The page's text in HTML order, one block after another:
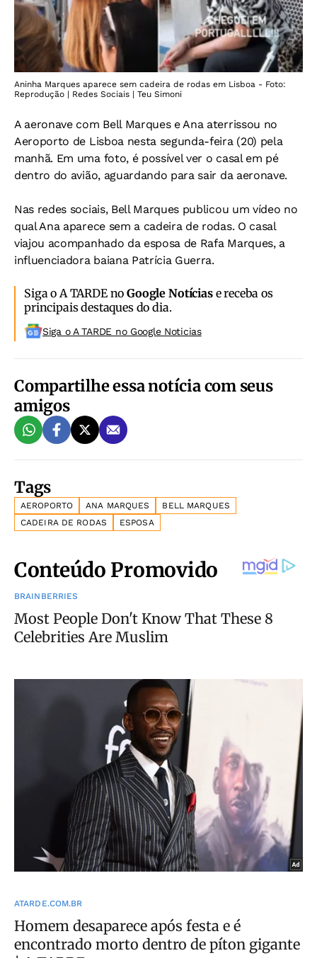
Aninha Marques aparece sem cadeira de rodas em Lisboa - Foto:
Reprodução | Redes Sociais | Teu Simoni
A aeronave com Bell Marques e Ana aterrissou no
Aeroporto de Lisboa nesta segunda-feira (20) pela
manhã. Em uma foto, é possível ver o casal em pé
dentro do avião, aguardando para sair da aeronave.
Nas redes sociais, Bell Marques publicou um vídeo no
qual Ana aparece sem a cadeira de rodas. O casal
viajou acompanhado da esposa de Rafa Marques, a
influenciadora baiana Patrícia Guerra.
Siga o A TARDE noGoogle Notíciase receba os
principais destaques do dia.
Siga o A TARDE no Google Noticias
Compartilhe essa notícia com seus
amigos
Tags
AEROPORTO ANA MARQUES
BELL MARQUES
CADEIRA DE RODAS
ESPOSA